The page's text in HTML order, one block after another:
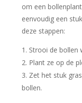
om een
eenvoudig een
deze stappen:
Strooi de bollen
Plant ze op de
Zet het stuk
bollen.